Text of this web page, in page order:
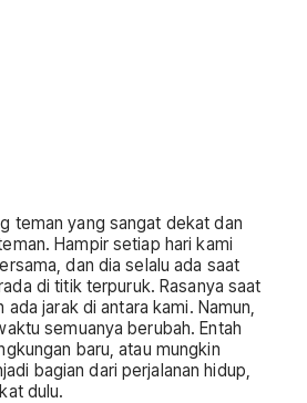
teman yang sangat dekat dan
Hampir setiap hari kami
dan dia selalu ada saat
di titik terpuruk. Rasanya saat
jarak di antara kami. Namun,
semuanya berubah. Entah
baru, atau mungkin
bagian dari perjalanan hidup,
dulu.